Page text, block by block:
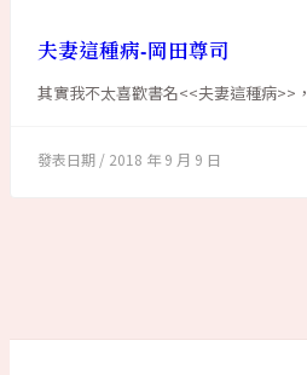
夫妻這種病-岡田尊司
其實我不太喜歡書名<<夫妻這種病>>
2018 年 9 月 9 日